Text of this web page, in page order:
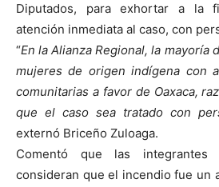
Diputados, para exhortar a la
atención inmediata al caso, con
“En la Alianza Regional, la mayoría
mujeres de origen indígena con
comunitarias a favor de Oaxaca,
que el caso sea tratado con
externó Briceño Zuloaga.
Comentó que las integrantes
consideran que el incendio fue un